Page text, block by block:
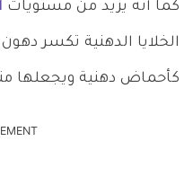
كما أنه يزيد من مستويات
الخلايا الدهنية تكسر
كأحماض دهنية ويجعلها